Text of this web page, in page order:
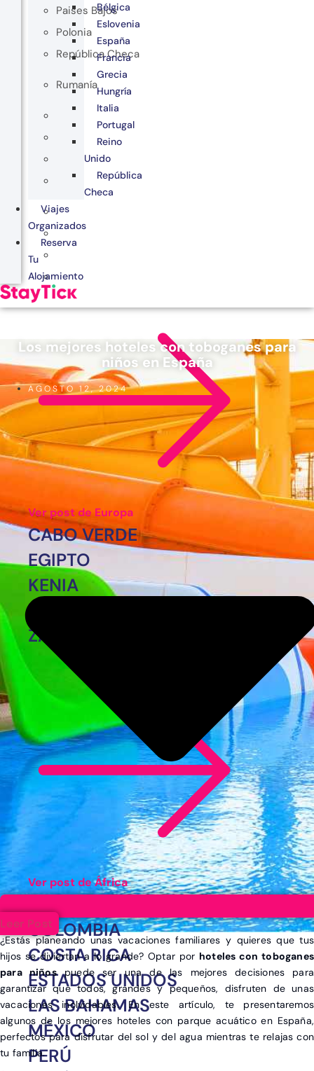
Paises Bajos
Polonia
República Checa
Rumanía
Ver post de Europa
CABO VERDE
EGIPTO
KENIA
MARRUECOS
ZANZÍBAR
Ver post de África
ARGENTINA
COLOMBIA
COSTA RICA
ESTADOS UNIDOS
LAS BAHAMAS
MÉXICO
PERÚ
Bélgica
Eslovenia
España
Francia
Grecia
Hungría
Italia
Portugal
Reino
Unido
República
Checa
Viajes
Organizados
Reserva
Tu
Alojamiento
Los mejores hoteles con toboganes para
niños en España
AGOSTO 12, 2024
Leer Post
¿Estás planeando unas vacaciones familiares y quieres que tus
hijos se diviertan a lo grande? Optar por hoteles con toboganes
para niñospuede ser una de las mejores decisiones para
garantizar que todos, grandes y pequeños, disfruten de unas
vacaciones inolvidables. En este artículo, te presentaremos
algunos de los mejores hoteles con parque acuático en España,
perfectos para disfrutar del sol y del agua mientras te relajas con
tu familia.